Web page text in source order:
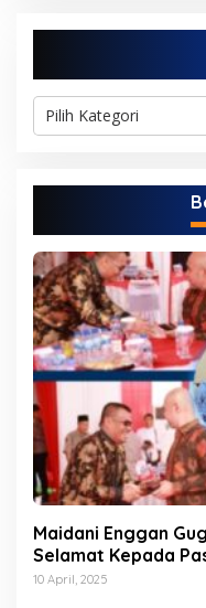
K
g
Maidani Enggan
Selamat Kepada
10 April, 2025